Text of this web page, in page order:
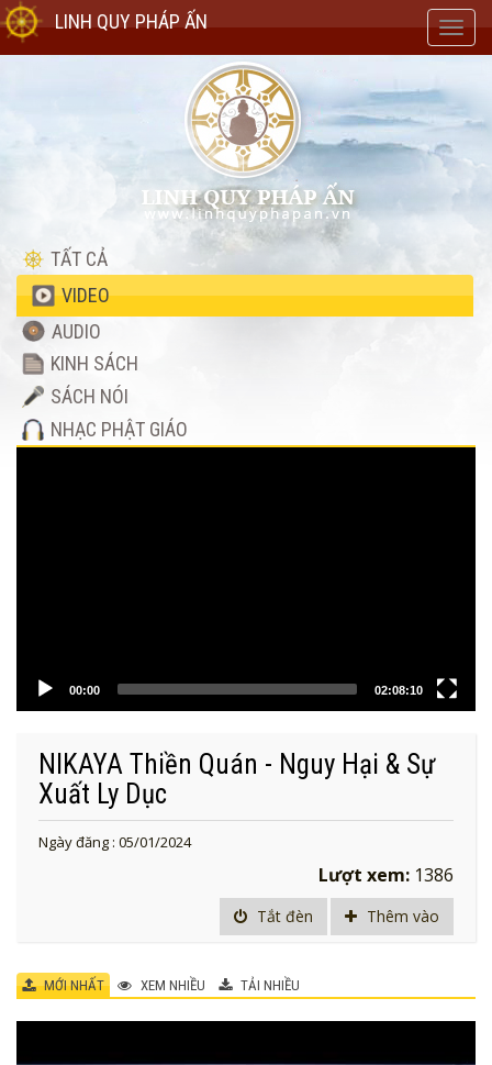
LINH QUY PHÁP ẤN
TẤT CẢ
VIDEO
AUDIO
KINH SÁCH
SÁCH NÓI
NHẠC PHẬT GIÁO
00:00 02:08:10
NIKAYA Thiền Quán - Nguy Hại & Sự
Xuất Ly Dục
Ngày đăng : 05/01/2024
Lượt xem: 1386
Tắt đèn Thêm vào
MỚI NHẤT XEM NHIỀU TẢI NHIỀU